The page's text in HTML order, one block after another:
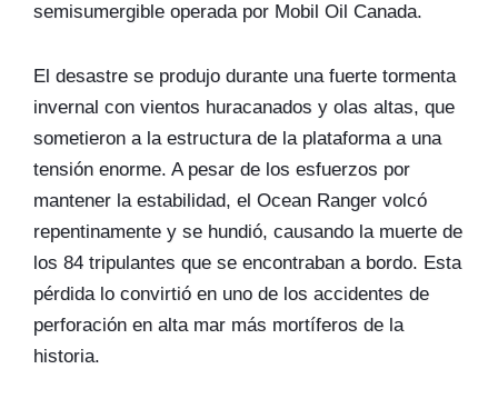
semisumergible operada por Mobil Oil Canada.
El desastre se produjo durante una fuerte tormenta
invernal con vientos huracanados y olas altas, que
sometieron a la estructura de la plataforma a una
tensión enorme. A pesar de los esfuerzos por
mantener la estabilidad, el Ocean Ranger volcó
repentinamente y se hundió, causando la muerte de
los 84 tripulantes que se encontraban a bordo. Esta
pérdida lo convirtió en uno de los accidentes de
perforación en alta mar más mortíferos de la
historia.